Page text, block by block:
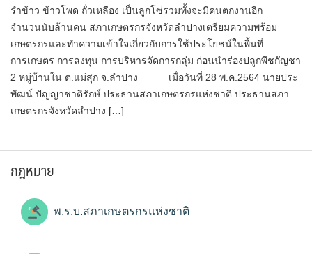
รำข้าว ข้าวโพด ถั่วเหลือง เป็นลูกโซ่รวมทั้งจะมีคนตกงานอีก
จำนวนนับล้านคน สภาเกษตรกรจังหวัดลำปางเตรียมความพร้อม
เกษตรกรและทำความเข้าใจเกี่ยวกับการใช้ประโยชน์ในพื้นที่
การเกษตร การลงทุน การบริหารจัดการกลุ่ม ก่อนนำร่องปลูกพืชกัญชา
2 หมู่บ้านใน ต.แม่สุก จ.ลำปาง เมื่อวันที่ 28 พ.ค.2564 นายประ
พัฒน์ ปัญญาชาติรักษ์ ประธานสภาเกษตรกรแห่งชาติ ประธานสภา
เกษตรกรจังหวัดลำปาง […]
กฎหมาย
พ.ร.บ.สภาเกษตรกรแห่งชาติ